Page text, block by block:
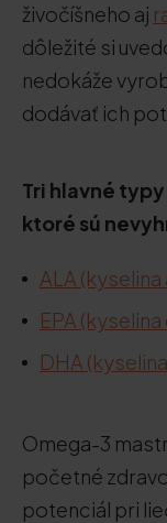
živočíšneho aj
dôležité si
nedokáže
dodávať ich
Tri hlavné
ktoré sú
ALA
EPA
DHA
Omega-3
početné
potenciál pri